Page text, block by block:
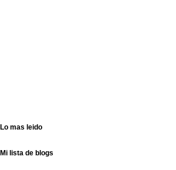
Lo mas leido
Mi lista de blogs